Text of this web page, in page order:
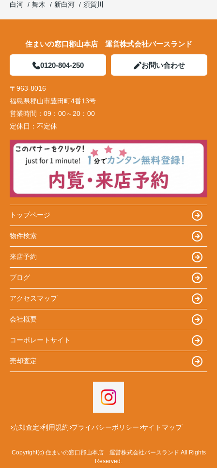
白河
舞木 新白河 須賀川
住まいの窓口郡山本店 運営株式会社バースランド
0120-804-250 お問い合わせ
〒963-8016
福島県郡山市豊田町4番13号
営業時間： 09：00～20：00
定休日： 不定休
トップページ
物件検索
来店予約
ブログ
アクセスマップ
会社概要
コーポレートサイト
売却査定
売却査定 利用規約 プライバシーポリシー サイトマップ
Copyright(c) 住まいの窓口郡山本店 運営株式会社バースランド All Rights
Reserved.